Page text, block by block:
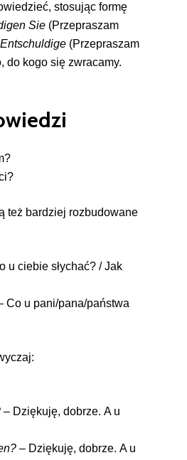
stosując formę
Sie (Przepraszam
Entschuldige (Przepraszam
do kogo się zwracamy.
też bardziej rozbudowane
u ciebie słychać? / Jak
Co u pani/pana/państwa
– Dziękuję, dobrze. A u
– Dziękuję, dobrze. A u